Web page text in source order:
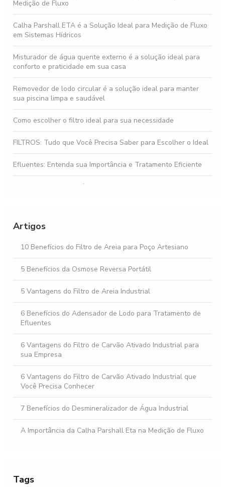
Medição de Fluxo
Calha Parshall ETA é a Solução Ideal para Medição de Fluxo
em Sistemas Hídricos
Misturador de água quente externo é a solução ideal para
conforto e praticidade em sua casa
Removedor de lodo circular é a solução ideal para manter
sua piscina limpa e saudável
Como escolher o filtro ideal para sua necessidade
FILTROS: Tudo que Você Precisa Saber para Escolher o Ideal
Efluentes: Entenda sua Importância e Tratamento Eficiente
Gestão de Efluentes é Fundamental para a Sustentabilidade
Artigos
10 Benefícios do Filtro de Areia para Poço Artesiano
5 Benefícios da Osmose Reversa Portátil
5 Vantagens do Filtro de Areia Industrial
6 Benefícios do Adensador de Lodo para Tratamento de
Efluentes
6 Vantagens do Filtro de Carvão Ativado Industrial para
sua Empresa
6 Vantagens do Filtro de Carvão Ativado Industrial que
Você Precisa Conhecer
7 Benefícios do Desmineralizador de Água Industrial
A Importância da Calha Parshall Eta na Medição de Fluxo
Abrandador de Água para Caldeira: O Guia Completo
Tags